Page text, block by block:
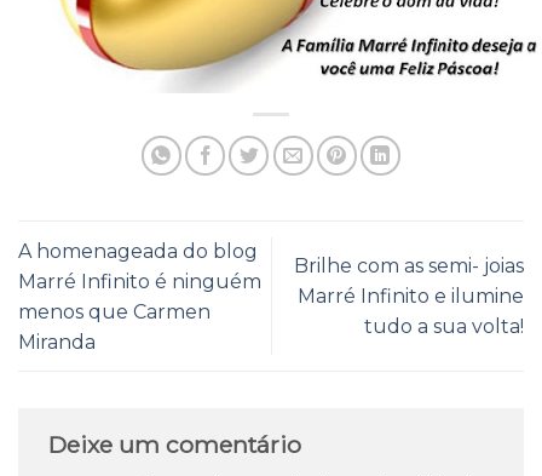
A homenageada do blog
Marré Infinito é ninguém
menos que Carmen
Miranda
Brilhe com as semi- joias
Marré Infinito e ilumine
tudo a sua volta!
Deixe um comentário